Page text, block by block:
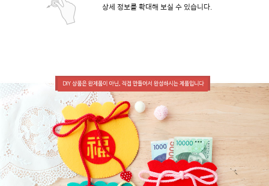
상세 정보를 확대해 보실 수 있습니다.